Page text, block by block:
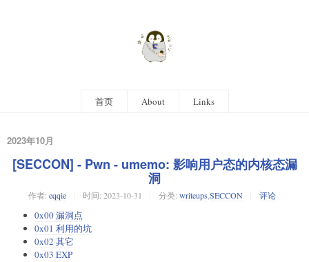
首页 About Links
2023年10月
[SECCON] - Pwn - umemo: 影响用户态的内核态漏
洞
作者: eqqie 时间: 2023-10-31 分类: writeups SECCON 评论
0x00 漏洞点
0x01 利用的坑
0x02 其它
0x03 EXP